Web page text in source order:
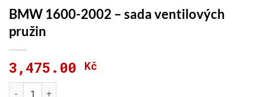
BMW 1600-2002 – sada ventilových
pružin
3,475.00 Kč
BMW 1600-2002 - sada ventilových pružin množství